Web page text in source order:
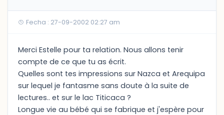
Fecha : 27-09-2002 02:27 am
Merci Estelle pour ta relation. Nous allons tenir
compte de ce que tu as écrit.
Quelles sont tes impressions sur Nazca et Arequipa
sur lequel je fantasme sans doute à la suite de
lectures.. et sur le lac Titicaca ?
Longue vie au bébé qui se fabrique et j'espère pour